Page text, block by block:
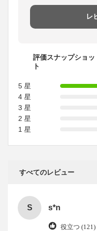
レ
評価スナップショッ
ト
5 星
4 星
3 星
2 星
1 星
すべてのレビュー
S s*n
役立つ (121)